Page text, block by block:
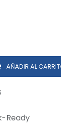
AÑADIR AL
Ready